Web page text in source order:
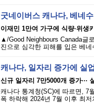
굿네이버스 캐나다, 베네
이재민 1만여 가구에 식량·위생
▲/Good Neighbours Canada글
진으로 심각한 피해를 입은 베
캐나다, 일자리 증가에 실
신규 일자리 7만5000개 증가···
캐나다 통계청(SC)에 따르면, 7
폭 하락해 2024년 7월 이후 최